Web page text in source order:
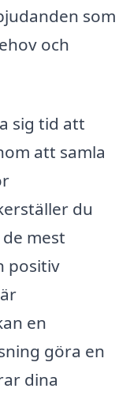
som
och
sig tid att
att samla
du
mest
positiv
en
göra en
dina